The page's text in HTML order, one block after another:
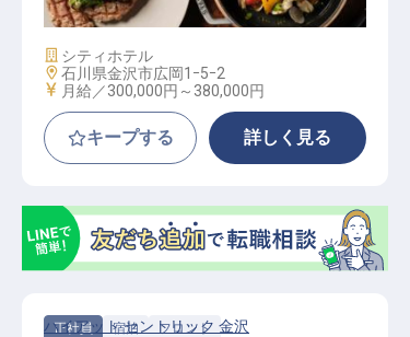
施設業態
シティホテル
勤務地
石川県金沢市広岡1ｰ5ｰ2
給与
月給／300,000円～ 380,000円
キープする 詳しく見る
正社員 宿泊 フロント
ハイアット セントリック 金沢